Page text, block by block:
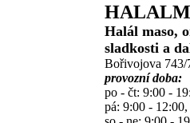
Halál maso,
sladkosti a
Bořivojova 743/
provozní doba:
po - čt: 9:00 -
pá: 9:00 -